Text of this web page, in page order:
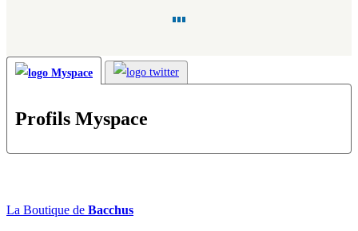
Profils Myspace
La Boutique de Bacchus